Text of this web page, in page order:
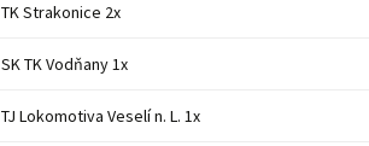
TK Strakonice 2x
SK TK Vodňany 1x
TJ Lokomotiva Veselí n. L. 1x